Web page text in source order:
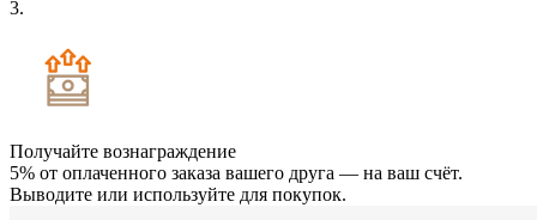
3.
Получайте вознаграждение
5% от оплаченного заказа вашего друга — на ваш счёт.
Выводите или используйте для покупок.